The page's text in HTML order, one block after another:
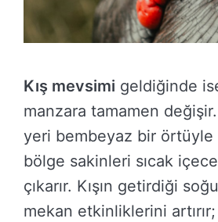
Kış mevsimi geldiğinde
manzara tamamen değişir.
yeri bembeyaz bir örtüyle
bölge sakinleri sıcak
çıkarır. Kışın getirdiği
mekan etkinliklerini